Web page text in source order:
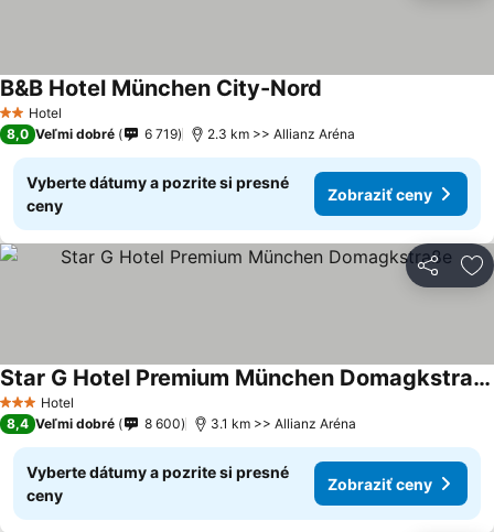
2 Počet hviezdičiek
Hotel
B&B Hotel München City-Nord
8,0 Veľmi dobré 6 719 2.3 km >> Allianz Aréna
Vyberte dátumy a pozrite si presné
ceny
Zobraziť ceny
Zdieľať
3 Počet hviezdičiek
Hotel
Star G Hotel Premium München Domagkstraße
8,4 Veľmi dobré 8 600 3.1 km >> Allianz Aréna
Vyberte dátumy a pozrite si presné
ceny
Zobraziť ceny